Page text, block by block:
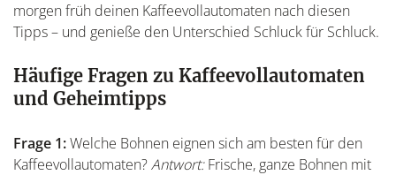
morgen früh deinen Kaffeevollautomaten nach diesen
Tipps – und genieße den Unterschied Schluck für Schluck.
Häufige Fragen zu Kaffeevollautomaten
und Geheimtipps
Frage 1:Welche Bohnen eignen sich am besten für den
Kaffeevollautomaten?Antwort:Frische, ganze Bohnen mit